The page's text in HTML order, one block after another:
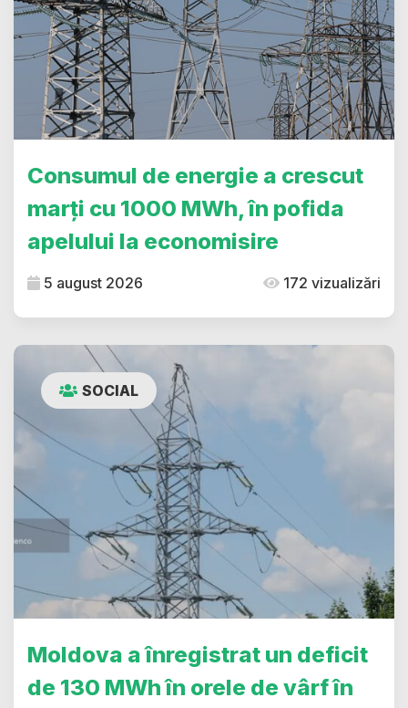
Consumul de energie a crescut
marți cu 1000 MWh, în pofida
apelului la economisire
5 august 2026 172 vizualizări
SOCIAL
Moldova a înregistrat un deficit
de 130 MWh în orele de vârf în